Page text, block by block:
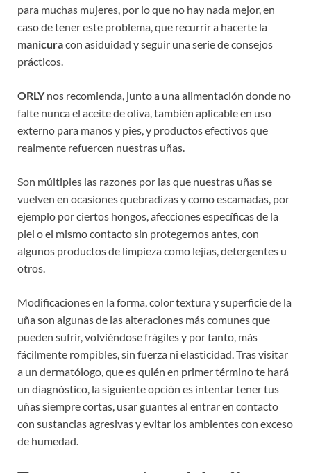
para muchas mujeres, por lo que no hay nada mejor, en
caso de tener este problema, que recurrir a hacerte la
manicuracon asiduidad y seguir una serie de consejos
prácticos.
ORLYnos recomienda, junto a una alimentación donde no
falte nunca el aceite de oliva, también aplicable en uso
externo para manos y pies, y productos efectivos que
realmente refuercen nuestras uñas.
Son múltiples las razones por las que nuestras uñas se
vuelven en ocasiones quebradizas y como escamadas, por
ejemplo por ciertos hongos, afecciones específicas de la
piel o el mismo contacto sin protegernos antes, con
algunos productos de limpieza como lejías, detergentes u
otros.
Modificaciones en la forma, color textura y superficie de la
uña son algunas de las alteraciones más comunes que
pueden sufrir, volviéndose frágiles y por tanto, más
fácilmente rompibles, sin fuerza ni elasticidad. Tras visitar
a un dermatólogo, que es quién en primer término te hará
un diagnóstico, la siguiente opción es intentar tener tus
uñas siempre cortas, usar guantes al entrar en contacto
con sustancias agresivas y evitar los ambientes con exceso
de humedad.